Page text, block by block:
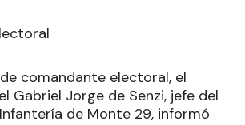
comandante electoral, el
Gabriel Jorge de Senzi, jefe del
de Monte 29, informó